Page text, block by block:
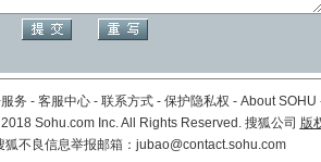
务 - 客服中心 - 联系方式 - 保护隐私权 - About SOHU
Sohu.com Inc. All Rights Reserved. 搜狐公司 版
狐不良信息举报邮箱： jubao@contact.sohu.com